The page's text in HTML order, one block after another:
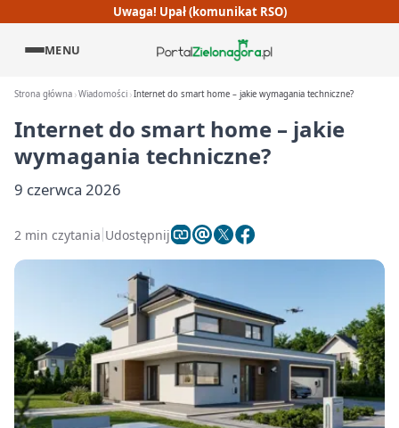
Uwaga! Upał (komunikat RSO)
MENU
Strona główna Wiadomości Internet do smart home – jakie wymagania techniczne?
Internet do smart home – jakie
wymagania techniczne?
9 czerwca 2026
2 min czytania Udostępnij